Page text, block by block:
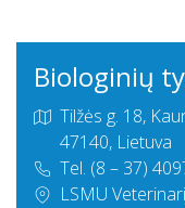
Biologinių
Tilžės g. 18,
47140, Lietuva
Tel. (8 – 37)
LSMU